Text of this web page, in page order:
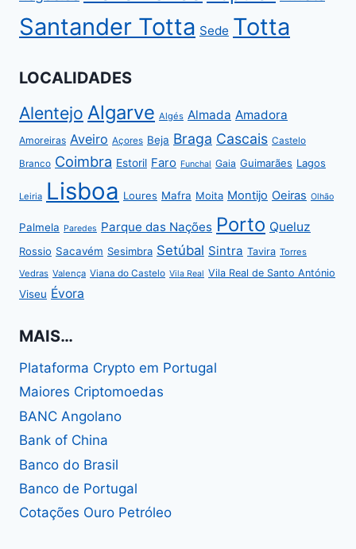
Santander Totta Sede Totta
LOCALIDADES
Alentejo Algarve Algés Almada Amadora
Amoreiras Aveiro Açores Beja Braga Cascais Castelo
Branco Coimbra Estoril Faro Funchal Gaia Guimarães Lagos
Leiria Lisboa Loures Mafra Moita Montijo Oeiras Olhão
Palmela Paredes Parque das Nações Porto Queluz
Rossio Sacavém Sesimbra Setúbal Sintra Tavira Torres
Vedras Valença Viana do Castelo Vila Real Vila Real de Santo António
Viseu Évora
MAIS…
Plataforma Crypto em Portugal
Maiores Criptomoedas
BANC Angolano
Bank of China
Banco do Brasil
Banco de Portugal
Cotações Ouro Petróleo